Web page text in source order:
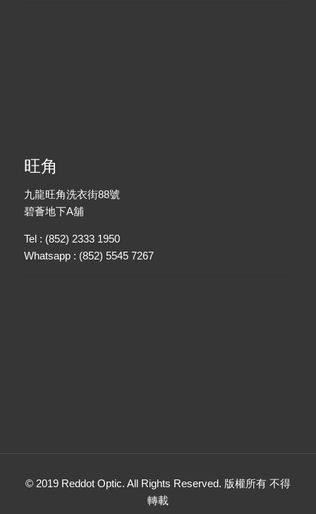
旺角
九龍旺角洗衣街88號
碧薈地下A舖
Tel : (852) 2333 1950
Whatsapp : (852) 5545 7267
© 2019 Reddot Optic. All Rights Reserved. 版權所有 不得
轉載